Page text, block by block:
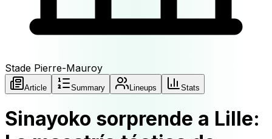
Stade Pierre-Mauroy
Article Summary Lineups Stats
Sinayoko sorprende a Lille: